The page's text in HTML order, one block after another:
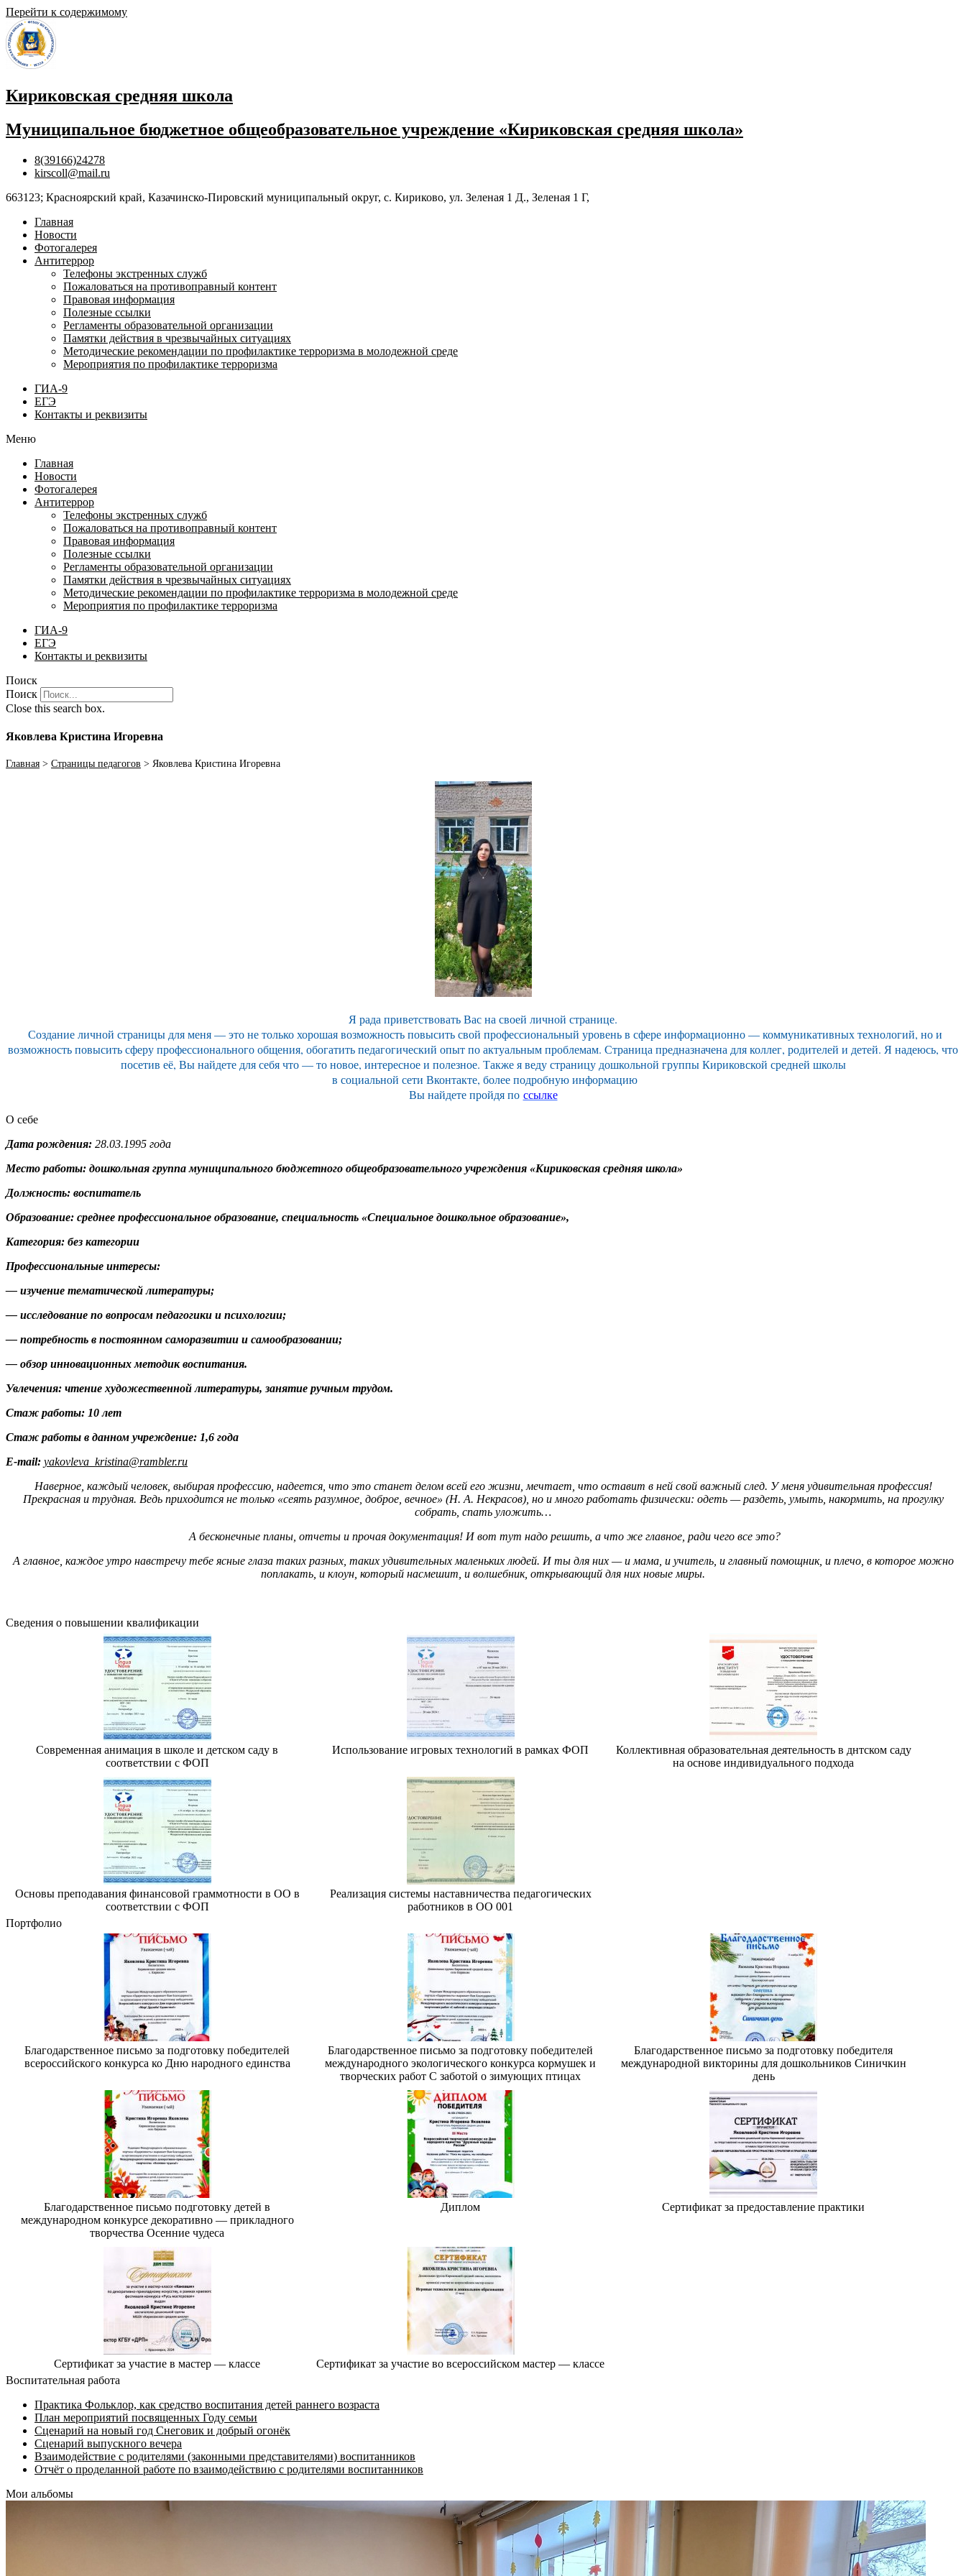
Перейти к содержимому
Кириковская средняя школа
Муниципальное бюджетное общеобразовательное учреждение «Кириковская средняя школа»
8(39166)24278
kirscoll@mail.ru
663123; Красноярский край, Казачинско-Пировский муниципальный округ, с. Кириково, ул. Зеленая 1 Д., Зеленая 1 Г,
Главная
Новости
Фотогалерея
Антитеррор
Телефоны экстренных служб
Пожаловаться на противоправный контент
Правовая информация
Полезные ссылки
Регламенты образовательной организации
Памятки действия в чрезвычайных ситуациях
Методические рекомендации по профилактике терроризма в молодежной среде
Мероприятия по профилактике терроризма
ГИА-9
ЕГЭ
Контакты и реквизиты
Меню
Главная
Новости
Фотогалерея
Антитеррор
Телефоны экстренных служб
Пожаловаться на противоправный контент
Правовая информация
Полезные ссылки
Регламенты образовательной организации
Памятки действия в чрезвычайных ситуациях
Методические рекомендации по профилактике терроризма в молодежной среде
Мероприятия по профилактике терроризма
ГИА-9
ЕГЭ
Контакты и реквизиты
Поиск
Поиск
Close this search box.
Яковлева Кристина Игоревна
Главная > Страницы педагогов > Яковлева Кристина Игоревна
Я рада приветствовать Вас на своей личной странице.
Создание личной страницы для меня — это не только хорошая возможность повысить свой профессиональный уровень в сфере информационно — коммуникативных технологий, но и
возможность повысить сферу профессионального общения, обогатить педагогический опыт по актуальным проблемам. Страница предназначена для коллег, родителей и детей. Я надеюсь, что
посетив её, Вы найдете для себя что — то новое, интересное и полезное. Также я веду страницу дошкольной группы Кириковской средней школы
в социальной сети Вконтакте, более подробную информацию
Вы найдете пройдя по ссылке
О себе
Дата рождения: 28.03.1995 года
Место работы: дошкольная группа муниципального бюджетного общеобразовательного учреждения «Кириковская средняя школа»
Должность: воспитатель
Образование: среднее профессиональное образование, специальность «Специальное дошкольное образование»,
Категория: без категории
Профессиональные интересы:
— изучение тематической литературы;
— исследование по вопросам педагогики и психологии;
— потребность в постоянном саморазвитии и самообразовании;
— обзор инновационных методик воспитания.
Увлечения: чтение художественной литературы, занятие ручным трудом.
Стаж работы: 10 лет
Стаж работы в данном учреждение: 1,6 года
Е-mail: yakovleva_kristina@rambler.ru
Наверное, каждый человек, выбирая профессию, надеется, что это станет делом всей его жизни, мечтает, что оставит в ней свой важный след. У меня удивительная профессия!
Прекрасная и трудная. Ведь приходится не только «сеять разумное, доброе, вечное» (Н. А. Некрасов), но и много работать физически: одеть — раздеть, умыть, накормить, на прогулку
собрать, спать уложить…
А бесконечные планы, отчеты и прочая документация! И вот тут надо решить, а что же главное, ради чего все это?
А главное, каждое утро навстречу тебе ясные глаза таких разных, таких удивительных маленьких людей. И ты для них — и мама, и учитель, и главный помощник, и плечо, в которое можно
поплакать, и клоун, который насмешит, и волшебник, открывающий для них новые миры.
Сведения о повышении квалификации
Современная анимация в школе и детском саду в
соответствии с ФОП
Использование игровых технологий в рамках ФОП
Коллективная образовательная деятельность в днтском саду
на основе индивидуального подхода
Основы преподавания финансовой граммотности в ОО в
соответствии с ФОП
Реализация системы наставничества педагогических
работников в ОО 001
Портфолио
Благодарственное письмо за подготовку победителей
всероссийского конкурса ко Дню народного единства
Благодарственное письмо за подготовку победителей
международного экологического конкурса кормушек и
творческих работ С заботой о зимующих птицах
Благодарственное письмо за подготовку победителя
международной викторины для дошкольников Синичкин
день
Благодарственное письмо подготовку детей в
международном конкурсе декоративно — прикладного
творчества Осенние чудеса
Диплом Сертификат за предоставление практики
Сертификат за участие в мастер — классе
Сертификат за участие во всероссийском мастер — классе
Воспитательная работа
Практика Фольклор, как средство воспитания детей раннего возраста
План мероприятий посвященных Году семьи
Сценарий на новый год Снеговик и добрый огонёк
Сценарий выпускного вечера
Взаимодействие с родителями (законными представителями) воспитанников
Отчёт о проделанной работе по взаимодействию с родителями воспитанников
Мои альбомы